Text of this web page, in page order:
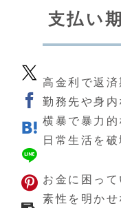
支払い
高金利で返
勤務先や身
横暴で暴力
日常生活を
お金に困っ
素性を明か